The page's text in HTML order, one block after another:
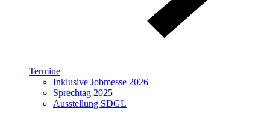
Termine
Inklusive Jobmesse 2026
Sprechtag 2025
Ausstellung SDGL